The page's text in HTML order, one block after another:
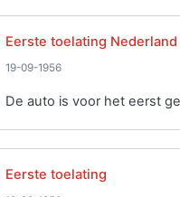
Eerste toelating Nederland
19-09-1956
De auto is voor het eerst
Eerste toelating